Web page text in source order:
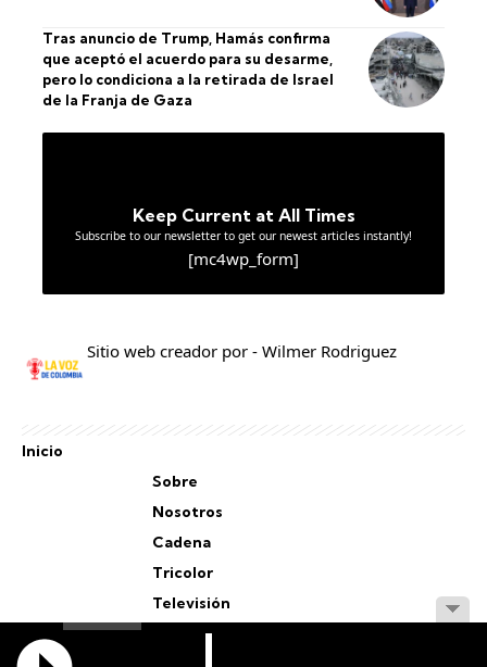
Tras anuncio de Trump, Hamás confirma
que aceptó el acuerdo para su desarme,
pero lo condiciona a la retirada de Israel
de la Franja de Gaza
Keep Current at All Times
Subscribe to our newsletter to get our newest articles instantly!
[mc4wp_form]
Sitio web creador por - Wilmer Rodriguez
Inicio
Sobre
Nosotros
Cadena
Tricolor
Televisión
Personal